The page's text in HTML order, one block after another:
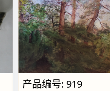
产品编号: 919